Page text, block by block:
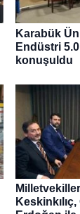
Karabük
Endüstri
konuşuldu